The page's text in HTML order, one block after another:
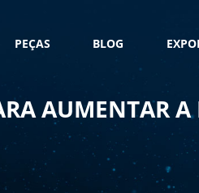
PEÇAS BLOG
AUMENTAR